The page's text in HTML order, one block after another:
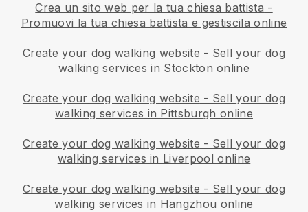
Crea un sito web per la tua chiesa battista -
Promuovi la tua chiesa battista e gestiscila online
Create your dog walking website - Sell your dog
walking services in Stockton online
Create your dog walking website - Sell your dog
walking services in Pittsburgh online
Create your dog walking website - Sell your dog
walking services in Liverpool online
Create your dog walking website - Sell your dog
walking services in Hangzhou online